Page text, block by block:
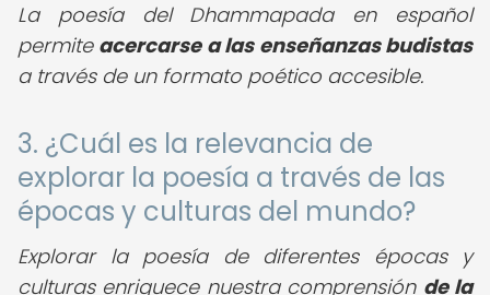
La poesía del Dhammapada en español
permite acercarse a las enseñanzas budistas
a través de un formato poético accesible.
3. ¿Cuál es la relevancia de
explorar la poesía a través de las
épocas y culturas del mundo?
Explorar la poesía de diferentes épocas y
culturas enriquece nuestra comprensión de la